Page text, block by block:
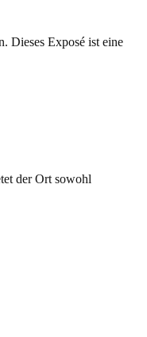
Dieses Exposé ist eine
der Ort sowohl